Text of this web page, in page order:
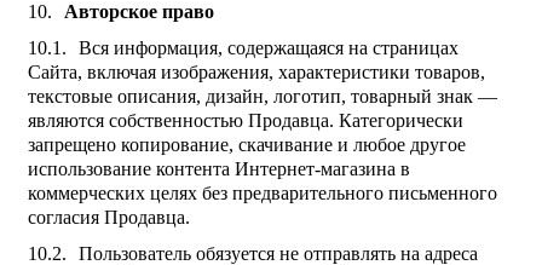
Авторское право
Вся информация, содержащаяся на страницах
Сайта, включая изображения, характеристики товаров,
текстовые описания, дизайн, логотип, товарный знак —
являются собственностью Продавца. Категорически
запрещено копирование, скачивание и любое другое
использование контента Интернет-магазина в
коммерческих целях без предварительного письменного
согласия Продавца.
Пользователь обязуется не отправлять на адреса